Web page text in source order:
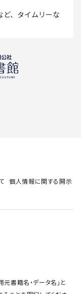
、タイムリーな
個人情報に関する開示
書籍名・データ名」と